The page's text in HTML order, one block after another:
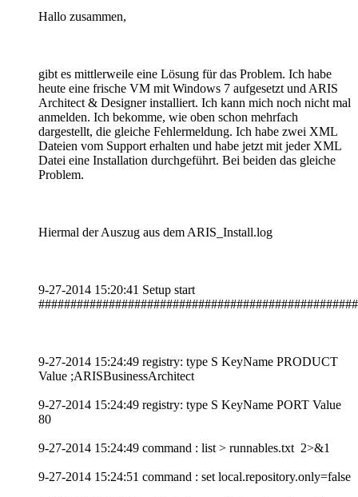
Hallo zusammen,
gibt es mittlerweile eine Lösung für das Problem. Ich habe
heute eine frische VM mit Windows 7 aufgesetzt und ARIS
Architect & Designer installiert. Ich kann mich noch nicht mal
anmelden. Ich bekomme, wie oben schon mehrfach
dargestellt, die gleiche Fehlermeldung. Ich habe zwei XML
Dateien vom Support erhalten und habe jetzt mit jeder XML
Datei eine Installation durchgeführt. Bei beiden das gleiche
Problem.
Hiermal der Auszug aus dem ARIS_Install.log
9-27-2014 15:20:41 Setup start
9-27-2014 15:24:49 registry: type S KeyName PRODUCT
Value ;ARISBusinessArchitect
9-27-2014 15:24:49 registry: type S KeyName PORT Value
80
9-27-2014 15:24:49 command : list > runnables.txt 2>&1
9-27-2014 15:24:51 command : set local.repository.only=false